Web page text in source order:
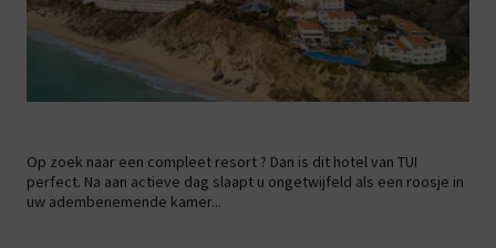
Op zoek naar een compleet resort ? Dan is dit hotel van TUI
perfect. Na aan actieve dag slaapt u ongetwijfeld als een roosje in
uw adembenemende kamer...